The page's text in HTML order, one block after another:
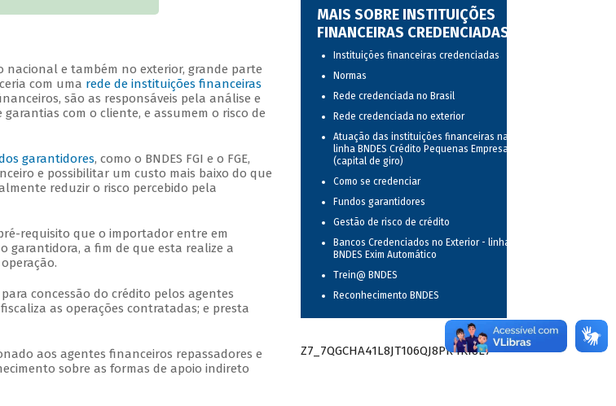
nacional e também no exterior, grande parte
com uma rede de instituições financeiras
são as responsáveis pela análise e
com o cliente, e assumem o risco de
garantidores, como o BNDES FGI e o FGE,
e possibilitar um custo mais baixo do que
reduzir o risco percebido pela
requisito que o importador entre em
garantidora, a fim de que esta realize a
concessão do crédito pelos agentes
as operações contratadas; e presta
aos agentes financeiros repassadores e
sobre as formas de apoio indireto
MAIS SOBRE INSTITUIÇÕES
FINANCEIRAS CREDENCIADAS
Instituições financeiras credenciadas
Normas
Rede credenciada no Brasil
Rede credenciada no exterior
Atuação das instituições financeiras na
linha BNDES Crédito Pequenas Empresas
(capital de giro)
Como se credenciar
Fundos garantidores
Gestão de risco de crédito
Bancos Credenciados no Exterior - linha
BNDES Exim Automático
Trein@ BNDES
Reconhecimento BNDES
Z7_7QGCHA41L8JT106QJ8PR4KI8L7